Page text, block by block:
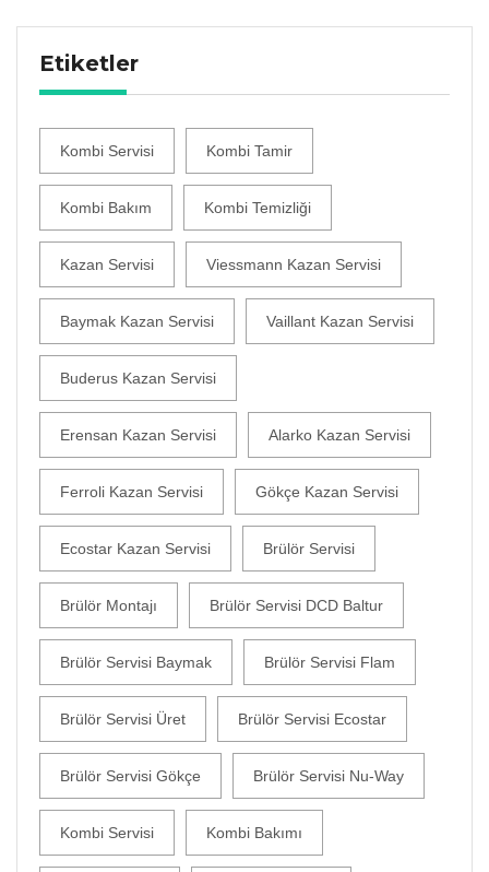
Etiketler
Kombi Servisi Kombi Tamir
Kombi Bakım Kombi Temizliği
Kazan Servisi Viessmann Kazan Servisi
Baymak Kazan Servisi Vaillant Kazan Servisi
Buderus Kazan Servisi
Erensan Kazan Servisi Alarko Kazan Servisi
Ferroli Kazan Servisi Gökçe Kazan Servisi
Ecostar Kazan Servisi Brülör Servisi
Brülör Montajı Brülör Servisi DCD Baltur
Brülör Servisi Baymak Brülör Servisi Flam
Brülör Servisi Üret Brülör Servisi Ecostar
Brülör Servisi Gökçe Brülör Servisi Nu-Way
Kombi Servisi Kombi Bakımı